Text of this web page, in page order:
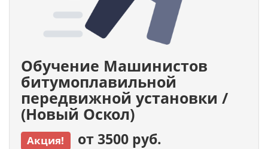
Обучение Машинистов
битумоплавильной
передвижной установки /
(Новый Оскол)
Акция! от 3500 руб.